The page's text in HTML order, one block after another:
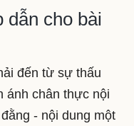
dẫn cho bài
đến từ sự thấu
ánh chân thực nội
- nội dung một